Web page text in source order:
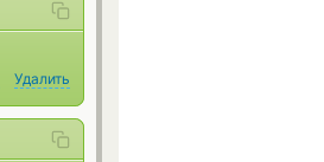
Удалить